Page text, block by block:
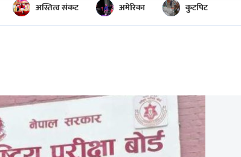
अस्तित्व संकट अमेरिका कुटपिट